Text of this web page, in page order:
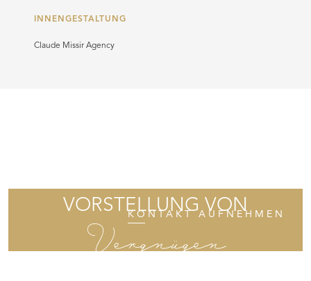
INNENGESTALTUNG
Claude Missir Agency
VORSTELLUNG VON
Vergnügen
KONTAKT AUFNEHMEN